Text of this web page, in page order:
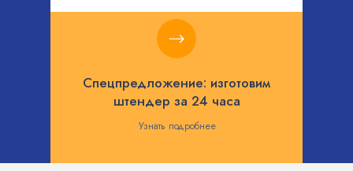
Узнать подробнее
Спецпредложение: изготовим
штендер за 24 часа